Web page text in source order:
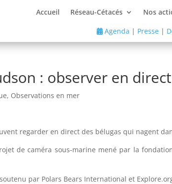
Accueil Réseau-Cétacés Nos
Agenda | Presse|
: observer en
, Observations en mer
regarder en direct des bélugas qui nagent
de caméra sous-marine mené par la
par Polars Bears International et